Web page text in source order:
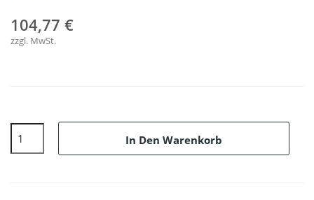
104,77 €
zzgl. MwSt.
In Den Warenkorb